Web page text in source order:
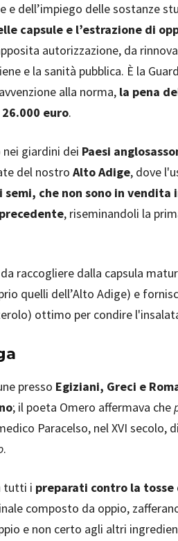
e dell’impiego delle sostanze
capsule e l’estrazione di
autorizzazione, da
e la sanità pubblica. È la
alla norma, la pena
euro.
giardini dei Paesi
del nostro Alto Adige, dove
i semi, che non sono in vendita
, riseminandoli la
raccogliere dalla capsula
quelli dell’Alto Adige) e
ottimo per condire
presso Egiziani, Greci e
; il poeta Omero affermava che
Paracelso, nel XVI secolo,
.
tutti i preparati contro la tosse
composto da oppio,
e non certo agli altri